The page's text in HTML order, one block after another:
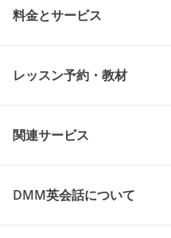
料金とサービス
レッスン予約・教材
関連サービス
DMM英会話について